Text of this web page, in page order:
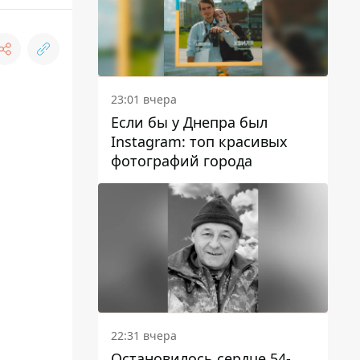
23:01 вчера
Если бы у Днепра был
Instagram: топ красивых
фотографий города
22:31 вчера